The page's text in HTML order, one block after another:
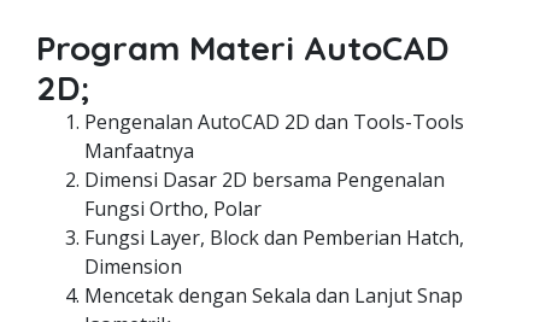
Program Materi AutoCAD
2D;
Pengenalan AutoCAD 2D dan Tools-Tools
Manfaatnya
Dimensi Dasar 2D bersama Pengenalan
Fungsi Ortho, Polar
Fungsi Layer, Block dan Pemberian Hatch,
Dimension
Mencetak dengan Sekala dan Lanjut Snap